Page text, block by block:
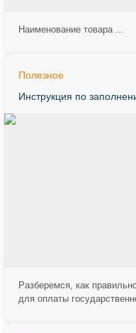
Наименование товара ...
Полезное
Инструкция по
Разберемся, как
для оплаты